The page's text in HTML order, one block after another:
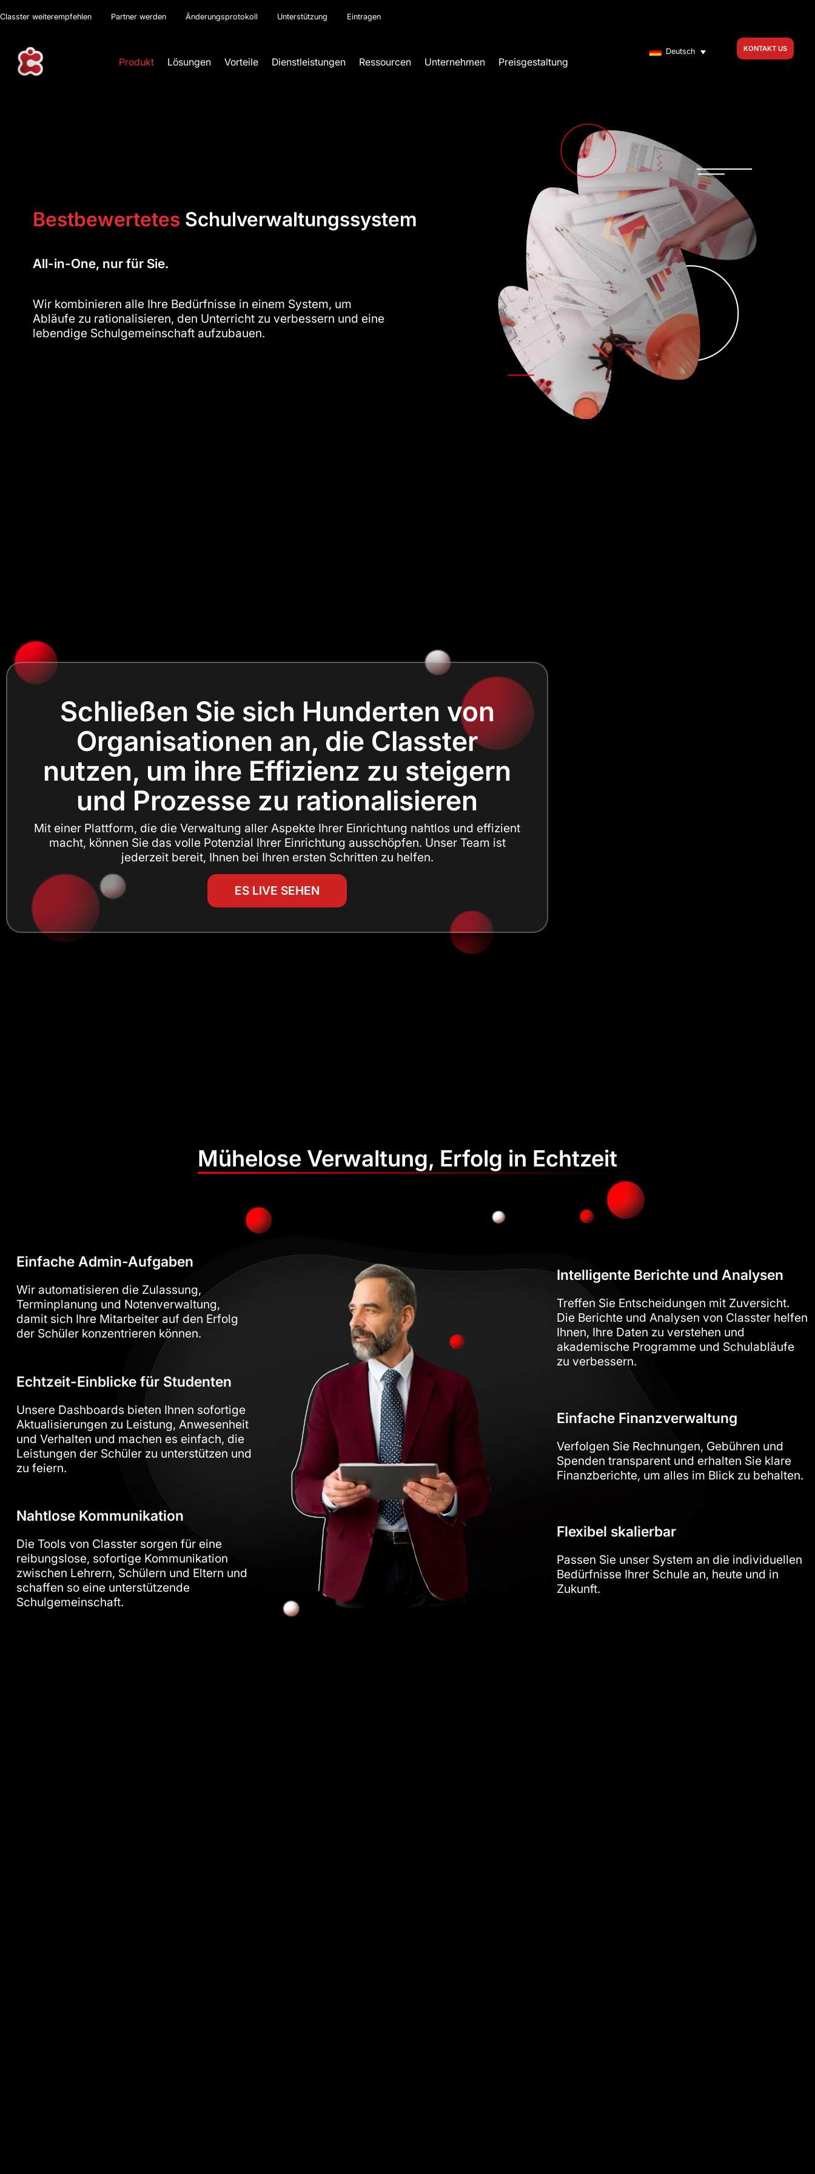
Classter weiterempfehlen Partner werden Änderungsprotokoll Unterstützung Eintragen
Produkt Lösungen Vorteile Dienstleistungen Ressourcen Unternehmen Preisgestaltung
Deutsch KONTAKT US
Bestbewertetes Schulverwaltungssystem
All-in-One, nur für Sie.
Wir kombinieren alle Ihre Bedürfnisse in einem System, um
Abläufe zu rationalisieren, den Unterricht zu verbessern und eine
lebendige Schulgemeinschaft aufzubauen.
Schließen Sie sich Hunderten von
Organisationen an, die Classter
nutzen, um ihre Effizienz zu steigern
und Prozesse zu rationalisieren
Mit einer Plattform, die die Verwaltung aller Aspekte Ihrer Einrichtung nahtlos und effizient
macht, können Sie das volle Potenzial Ihrer Einrichtung ausschöpfen. Unser Team ist
jederzeit bereit, Ihnen bei Ihren ersten Schritten zu helfen.
ES LIVE SEHEN
Mühelose Verwaltung, Erfolg in Echtzeit
Einfache Admin-Aufgaben
Wir automatisieren die Zulassung,
Terminplanung und Notenverwaltung,
damit sich Ihre Mitarbeiter auf den Erfolg
der Schüler konzentrieren können.
Echtzeit-Einblicke für Studenten
Unsere Dashboards bieten Ihnen sofortige
Aktualisierungen zu Leistung, Anwesenheit
und Verhalten und machen es einfach, die
Leistungen der Schüler zu unterstützen und
zu feiern.
Nahtlose Kommunikation
Die Tools von Classter sorgen für eine
reibungslose, sofortige Kommunikation
zwischen Lehrern, Schülern und Eltern und
schaffen so eine unterstützende
Schulgemeinschaft.
Intelligente Berichte und Analysen
Treffen Sie Entscheidungen mit Zuversicht.
Die Berichte und Analysen von Classter helfen
Ihnen, Ihre Daten zu verstehen und
akademische Programme und Schulabläufe
zu verbessern.
Einfache Finanzverwaltung
Verfolgen Sie Rechnungen, Gebühren und
Spenden transparent und erhalten Sie klare
Finanzberichte, um alles im Blick zu behalten.
Flexibel skalierbar
Passen Sie unser System an die individuellen
Bedürfnisse Ihrer Schule an, heute und in
Zukunft.